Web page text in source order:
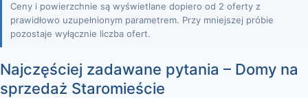
Ceny i powierzchnie są wyświetlane dopiero od 2 oferty z
prawidłowo uzupełnionym parametrem. Przy mniejszej próbie
pozostaje wyłącznie liczba ofert.
Najczęściej zadawane pytania – Domy na
sprzedaż Staromieście